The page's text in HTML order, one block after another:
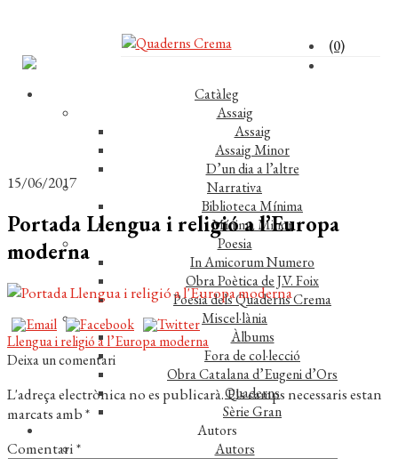
(0)
Catàleg
Assaig
Assaig
Assaig Minor
D’un dia a l’altre
Narrativa
Biblioteca Mínima
Mínima Minor
Poesia
In Amicorum Numero
Obra Poètica de J.V. Foix
Poesia dels Quaderns Crema
Miscel·lània
Àlbums
Fora de col·lecció
Obra Catalana d’Eugeni d’Ors
Quaderns
Sèrie Gran
Autors
Autors
15/06/2017
Portada Llengua i religió a l’Europa
moderna
Navegació
d'entrades
Entrada
anterior:
Llengua i religió a l’Europa moderna
Deixa un comentari
L'adreça electrònica no es publicarà.Els camps necessaris estan
marcats amb*
Comentari*